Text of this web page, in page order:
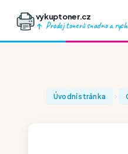
vykuptoner.cz
Prodej tonerů snadno a
Úvodní stránka